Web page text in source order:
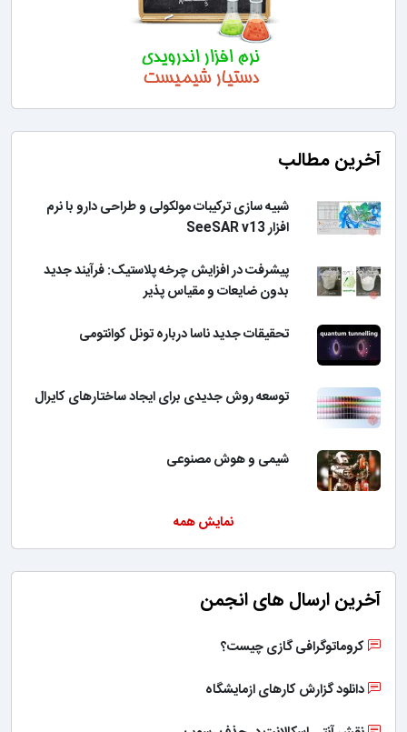
آخرین مطالب
شبیه سازی ترکیبات مولکولی و طراحی دارو با نرم
افزار SeeSAR v13
پیشرفت در افزایش چرخه پلاستیک: فرآیند جدید
بدون ضایعات و مقیاس پذیر
تحقیقات جدید ناسا درباره تونل کوانتومی
توسعه روش جدیدی برای ایجاد ساختارهای کایرال
شیمی و هوش مصنوعی
نمایش همه
آخرین ارسال های انجمن
کروماتوگرافی گازی چیست؟
دانلود گزارش کارهای ازمایشگاه